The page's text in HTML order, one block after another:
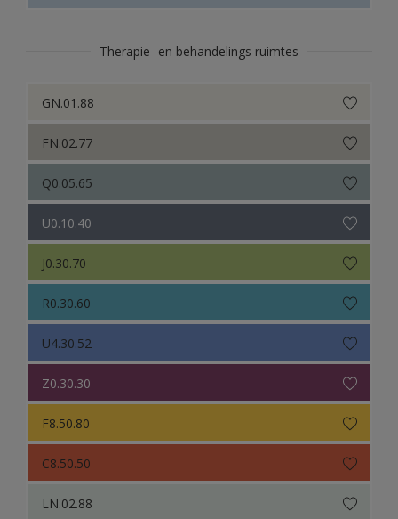
Therapie- en behandelings ruimtes
GN.01.88
FN.02.77
Q0.05.65
U0.10.40
J0.30.70
R0.30.60
U4.30.52
Z0.30.30
F8.50.80
C8.50.50
LN.02.88